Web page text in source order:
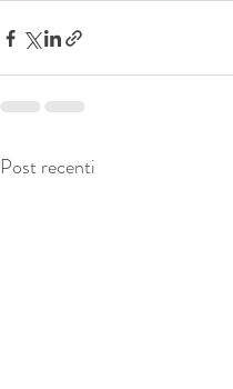
Post recenti